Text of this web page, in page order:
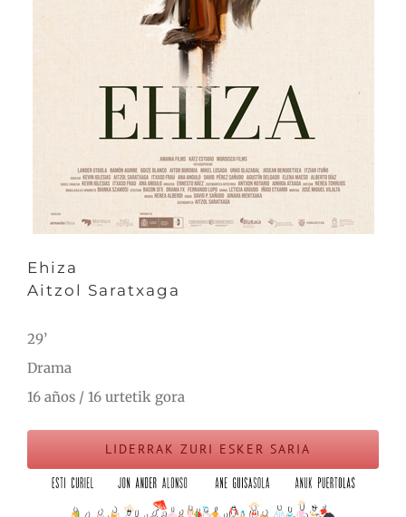
Ehiza
Aitzol Saratxaga
29’
Drama
16 años / 16 urtetik gora
LIDERRAK ZURI ESKER SARIA